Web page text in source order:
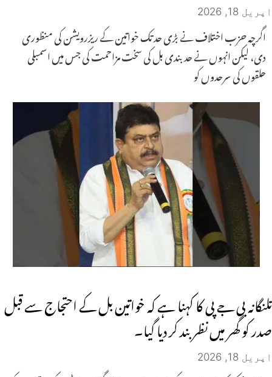
اپریل 18, 2026
اگرچہ حزب اختلاف نے بڑی حد تک خواتین کے ریزرویشن کی منظوری
دی، لیکن انہوں نے حد بندی بل کی سخت مزاحمت کی جس میں اسمبلی
حلقوں کی سرحدوں کو
تلنگانہ بی جے پی کا کہنا ہے کہ خواتین بل کے احتجاج سے قبل
صدر کو گھر میں نظر بند کر دیا گیا۔
اپریل 18, 2026